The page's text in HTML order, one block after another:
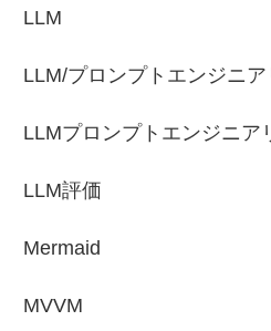
LLM
LLM/プロンプトエンジニ
LLMプロンプトエンジニア
LLM評価
Mermaid
MVVM